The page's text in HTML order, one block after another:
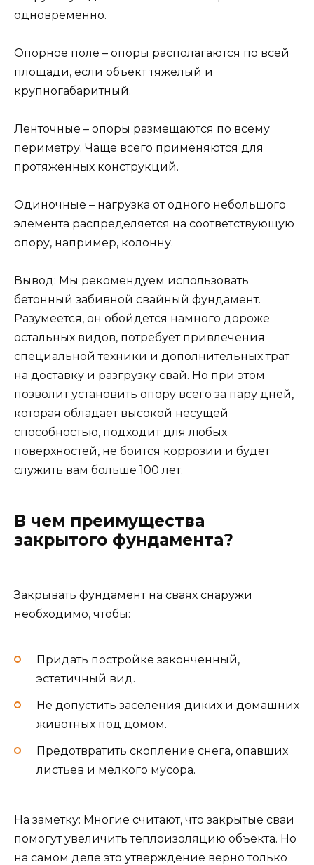
одновременно.
Опорное поле – опоры располагаются по всей
площади, если объект тяжелый и
крупногабаритный.
Ленточные – опоры размещаются по всему
периметру. Чаще всего применяются для
протяженных конструкций.
Одиночные – нагрузка от одного небольшого
элемента распределяется на соответствующую
опору, например, колонну.
Вывод: Мы рекомендуем использовать
бетонный забивной свайный фундамент.
Разумеется, он обойдется намного дороже
остальных видов, потребует привлечения
специальной техники и дополнительных трат
на доставку и разгрузку свай. Но при этом
позволит установить опору всего за пару дней,
которая обладает высокой несущей
способностью, подходит для любых
поверхностей, не боится коррозии и будет
служить вам больше 100 лет.
В чем преимущества
закрытого фундамента?
Закрывать фундамент на сваях снаружи
необходимо, чтобы:
Придать постройке законченный,
эстетичный вид.
Не допустить заселения диких и домашних
животных под домом.
Предотвратить скопление снега, опавших
листьев и мелкого мусора.
На заметку: Многие считают, что закрытые сваи
помогут увеличить теплоизоляцию объекта. Но
на самом деле это утверждение верно только